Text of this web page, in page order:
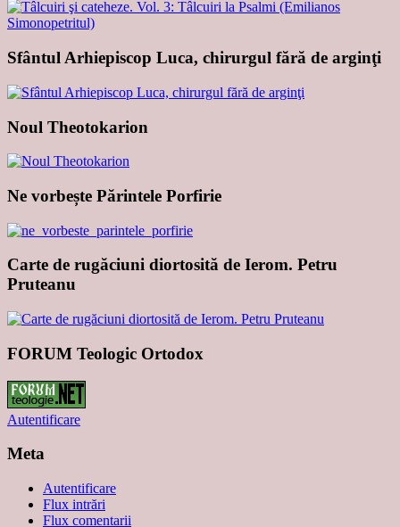
Sfântul Arhiepiscop Luca, chirurgul fără de arginţi
Noul Theotokarion
Ne vorbește Părintele Porfirie
Carte de rugăciuni diortosită de Ierom. Petru
Pruteanu
FORUM Teologic Ortodox
Autentificare
Meta
Autentificare
Flux intrări
Flux comentarii